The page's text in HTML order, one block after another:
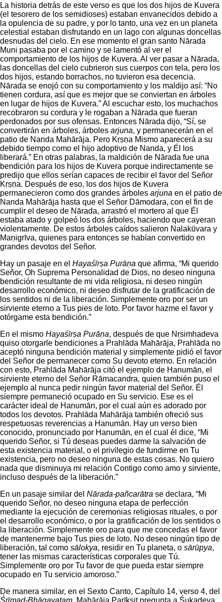
La historia detrás de este verso es que los dos hijos de Kuvera
(el tesorero de los semidioses) estaban envanecidos debido a
la opulencia de su padre, y por lo tanto, una vez en un planeta
celestial estaban disfrutando en un lago con algunas doncellas
desnudas del cielo. En ese momento el gran santo Nārada
Muni pasaba por el camino y se lamentó al ver el
comportamiento de los hijos de Kuvera. Al ver pasar a Nārada,
las doncellas del cielo cubrieron sus cuerpos con tela, pero los
dos hijos, estando borrachos, no tuvieron esa decencia.
Nārada se enojó con su comportamiento y los maldijo así: “No
tienen cordura, así que es mejor que se conviertan en árboles
en lugar de hijos de Kuvera.” Al escuchar esto, los muchachos
recobraron su cordura y le rogaban a Nārada que fueran
perdonados por sus ofensas. Entonces Nārada dijo, “Sí, se
convertirán en árboles, árboles arjuna, y permanecerán en el
patio de Nanda Mahārāja. Pero Kṛṣṇa Mismo aparecerá a su
debido tiempo como el hijo adoptivo de Nanda, y Él los
liberará.” En otras palabras, la maldición de Nārada fue una
bendición para los hijos de Kuvera porque indirectamente se
predijo que ellos serían capaces de recibir el favor del Señor
Kṛṣṇa. Después de eso, los dos hijos de Kuvera
permanecieron como dos grandes árboles arjuna en el patio de
Nanda Mahārāja hasta que el Señor Dāmodara, con el fin de
cumplir el deseo de Nārada, arrastró el mortero al que Él
estaba atado y golpeó los dos árboles, haciendo que cayeran
violentamente. De estos árboles caídos salieron Nalakūvara y
Maṇigrīva, quienes para entonces se habían convertido en
grandes devotos del Señor.
Hay un pasaje en el Hayaśīrṣa Purāṇa que afirma, “Mi querido
Señor, Oh Suprema Personalidad de Dios, no deseo ninguna
bendición resultante de mi vida religiosa, ni deseo ningún
desarrollo económico, ni deseo disfrutar de la gratificación de
los sentidos ni de la liberación. Simplemente oro por ser un
sirviente eterno a Tus pies de loto. Por favor hazme el favor y
otórgame esta bendición.”
En el mismo Hayaśīrṣa Purāṇa, después de que Nṛsiṁhadeva
quiso otorgarle bendiciones a Prahlāda Mahārāja, Prahlāda no
aceptó ninguna bendición material y simplemente pidió el favor
del Señor de permanecer como Su devoto eterno. En relación
con esto, Prahlāda Mahārāja citó el ejemplo de Hanumān, el
sirviente eterno del Señor Rāmacandra, quien también puso el
ejemplo al nunca pedir ningún favor material del Señor. Él
siempre permaneció ocupado en Su servicio. Ese es el
carácter ideal de Hanumān, por el cual aún es adorado por
todos los devotos. Prahlāda Mahārāja también ofreció sus
respetuosas reverencias a Hanumān. Hay un verso bien
conocido, pronunciado por Hanumān, en el cual él dice, “Mi
querido Señor, si Tú deseas puedes darme la salvación de
esta existencia material, o el privilegio de fundirme en Tu
existencia, pero no deseo ninguna de estas cosas. No quiero
nada que disminuya mi relación Contigo como amo y sirviente,
incluso después de la liberación.”
En un pasaje similar del Nārada-pañcarātra se declara, “Mi
querido Señor, no deseo ninguna etapa de perfección
mediante la ejecución de ceremonias religiosas rituales, o por
el desarrollo económico, o por la gratificación de los sentidos o
la liberación. Simplemente oro para que me concedas el favor
de mantenerme bajo Tus pies de loto. No deseo ningún tipo de
liberación, tal como sālokya, residir en Tu planeta, o sārūpya,
tener las mismas características corporales que Tú.
Simplemente oro por Tu favor de que pueda estar siempre
ocupado en Tu servicio amoroso.”
De manera similar, en el Sexto Canto, Capítulo 14, verso 4, del
Śrīmad-Bhāgavatam , Mahārāja Parīkṣit pregunta a Śukadeva